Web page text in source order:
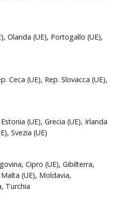
Olanda (UE), Portogallo (UE),
Ceca (UE), Rep. Slovacca (UE),
(UE), Grecia (UE), Irlanda
Svezia (UE)
Cipro (UE), Gibilterra,
(UE), Moldavia,
Turchia